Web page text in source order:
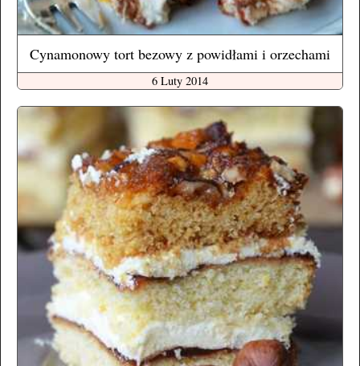
Cynamonowy tort bezowy z powidłami i orzechami
6 Luty 2014